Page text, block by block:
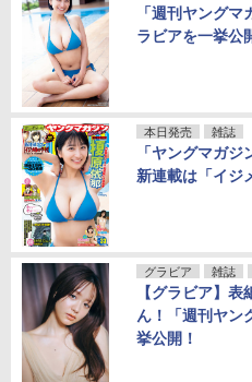
「週刊ヤング
ラビアを一挙公
本日発売 雑誌
「ヤングマガ
新連載は「イジ
グラビア 雑誌
【グラビア】
ん！「週刊ヤン
挙公開！